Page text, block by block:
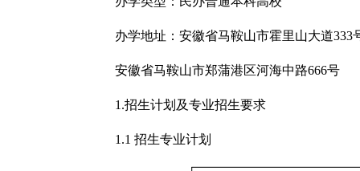
办学地址：安徽省马鞍山市霍里山大道333
安徽省马鞍山市郑蒲港区河海中路666号
1.招生计划及专业招生要求
1.1 招生专业计划